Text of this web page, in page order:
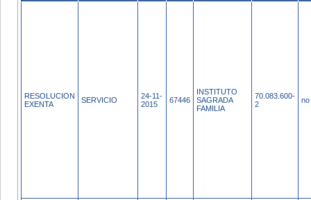
RESOLUCION
EXENTA
SERVICIO
24-11-
2015
67446
INSTITUTO
SAGRADA
FAMILIA
70.083.600-
2
no